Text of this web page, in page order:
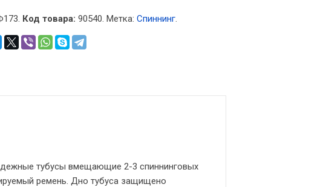
Код товара: 90540. Метка: Спиннинг.
тубусы вмещающие 2-3 спиннинговых
ремень. Дно тубуса защищено